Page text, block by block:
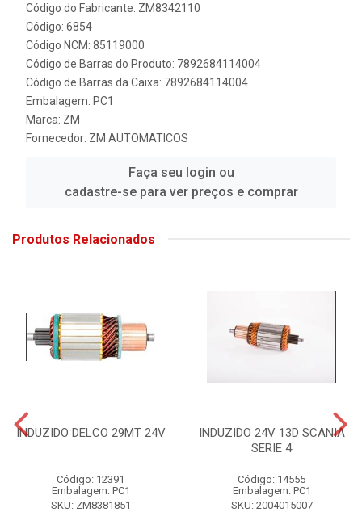
Código do Fabricante: ZM8342110
Código: 6854
Código NCM: 85119000
Código de Barras do Produto: 7892684114004
Código de Barras da Caixa: 7892684114004
Embalagem: PC1
Marca: ZM
Fornecedor: ZM AUTOMATICOS
Faça seu login ou
cadastre-se para ver preços e comprar
Produtos Relacionados
INDUZIDO DELCO 29MT 24V
Código: 12391
Embalagem: PC1
SKU: ZM8381851
INDUZIDO 24V 13D SCANIA
SERIE 4
Código: 14555
Embalagem: PC1
SKU: 2004015007